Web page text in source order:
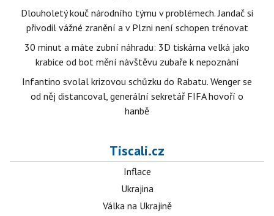
Dlouholetý kouč národního týmu v problémech. Jandač si
přivodil vážné zranění a v Plzni není schopen trénovat
30 minut a máte zubní náhradu: 3D tiskárna velká jako
krabice od bot mění návštěvu zubaře k nepoznání
Infantino svolal krizovou schůzku do Rabatu. Wenger se
od něj distancoval, generální sekretář FIFA hovoří o
hanbě
Tiscali.cz
Inflace
Ukrajina
Válka na Ukrajině